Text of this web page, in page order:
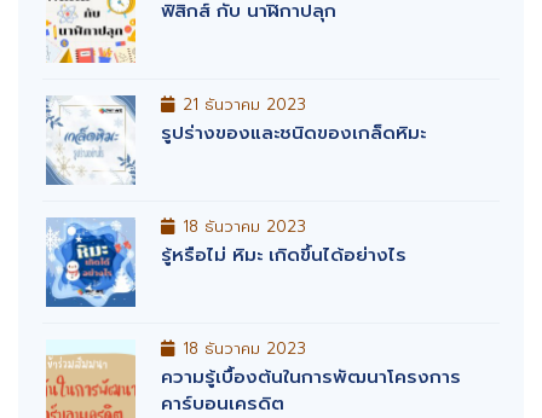
ฟิสิกส์ กับ นาฬิกาปลุก
21 ธันวาคม 2023
รูปร่างของและชนิดของเกล็ดหิมะ
18 ธันวาคม 2023
รู้หรือไม่ หิมะ เกิดขึ้นได้อย่างไร
18 ธันวาคม 2023
ความรู้เบื้องต้นในการพัฒนาโครงการ
คาร์บอนเครดิต